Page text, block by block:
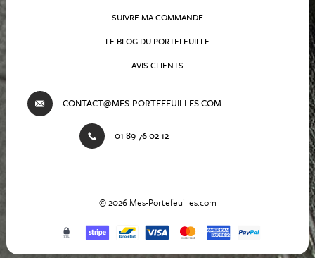
SUIVRE MA COMMANDE
LE BLOG DU PORTEFEUILLE
AVIS CLIENTS
CONTACT@MES-PORTEFEUILLES.COM
01 89 76 02 12
© 2026 Mes-Portefeuilles.com